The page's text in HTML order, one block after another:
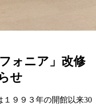
ォニア」改修
せ
１９９３年の開館以来30